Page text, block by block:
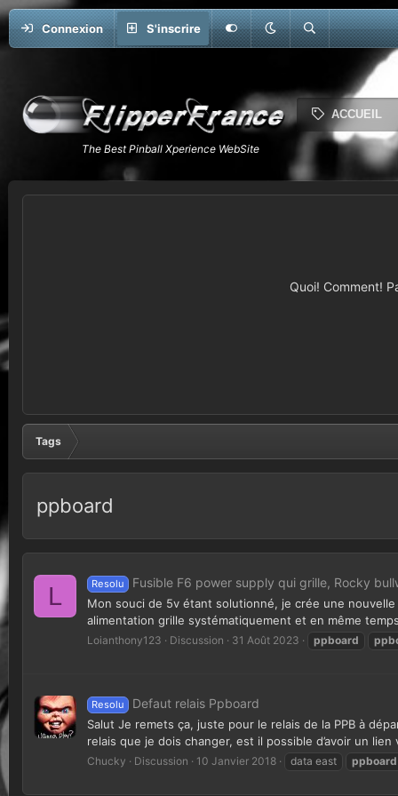
Connexion S'inscrire
ACCUEIL
Quoi! Comment!
Tags
ppboard
L Resolu Fusible F6 power supply qui grille, Rocky
Mon souci de 5v étant solutionné, je crée une
alimentation grille systématiquement et en même
Loianthony123 Discussion 31 Août 2023 ppboard
Resolu Defaut relais Ppboard
Salut Je remets ça, juste pour le relais de la PPB à
relais que je dois changer, est il possible d’avoir un
Chucky Discussion 10 Janvier 2018 data east ppboard